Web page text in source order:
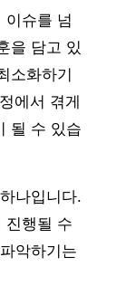
이슈를 넘
을 담고 있
소화하기
에서 겪게
될 수 있습
나입니다.
진행될 수
악하기는